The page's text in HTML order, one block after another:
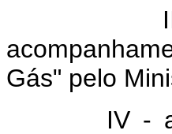
III - a
Gás" pelo
IV - a